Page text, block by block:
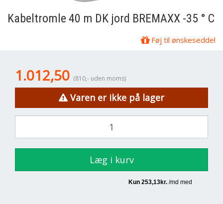
Kabeltromle 40 m DK jord BREMAXX -35 ° C
Føj til ønskeseddel
1.012,50 (810,- uden moms)
Varen er ikke på lager
Læg i kurv